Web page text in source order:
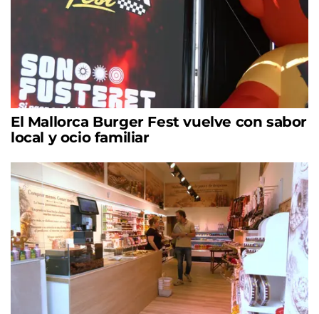
El Mallorca Burger Fest vuelve con sabor
local y ocio familiar